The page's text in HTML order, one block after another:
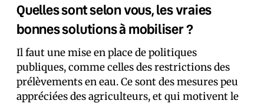
Quelles sont selon vous, les vraies
bonnes solutions à mobiliser ?
Il faut une mise en place de politiques
publiques, comme celles des restrictions des
prélèvements en eau. Ce sont des mesures peu
appréciées des agriculteurs, et qui motivent le